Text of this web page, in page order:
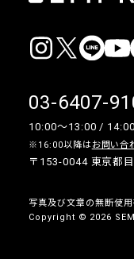
03-6407-
10:00〜13:00 /
※16:00以降は お問い合
〒153-0044 東京都
写真及び文章の無断使用
Copyright © 2026